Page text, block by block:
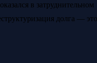
в затруднительном
долга —